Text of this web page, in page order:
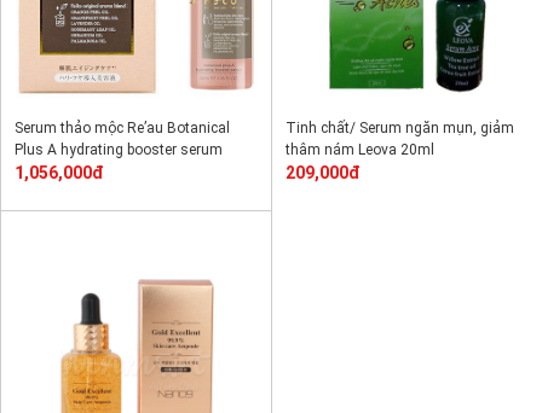
Serum thảo mộc Re’au Botanical
Plus A hydrating booster serum
30ml, 84% Botanical Plus Skin Care
1,056,000đ
Tinh chất/ Serum ngăn mụn, giảm
thâm nám Leova 20ml
209,000đ